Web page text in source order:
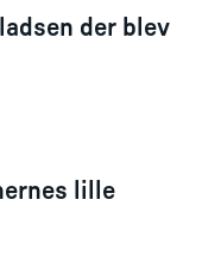
der blev
lille